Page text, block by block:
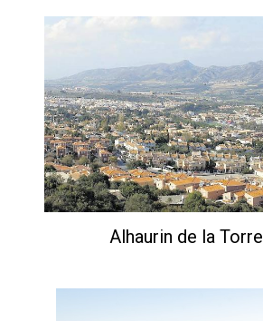
Alhaurin de la Torre